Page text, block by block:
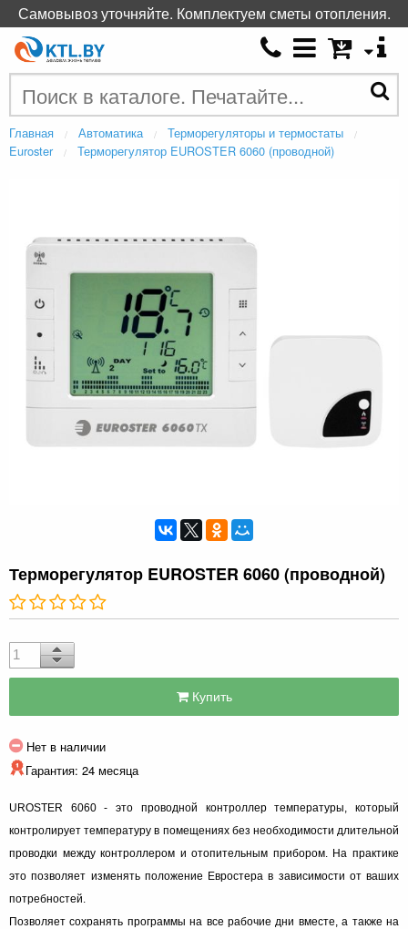
Главная Автоматика
Терморегуляторы и термостаты
Euroster
Терморегулятор EUROSTER 6060 (проводной)
Терморегулятор EUROSTER 6060 (проводной)
Купить
Нет в наличии
Гарантия: 24 месяца
UROSTER 6060 - это проводной контроллер температуры, который
контролирует температуру в помещениях без необходимости длительной
проводки между контроллером и отопительным прибором. На практике
это позволяет изменять положение Евростера в зависимости от ваших
потребностей.
Позволяет сохранять программы на все рабочие дни вместе, а также на
Самовывоз уточняйте. Комплектуем сметы отопления.